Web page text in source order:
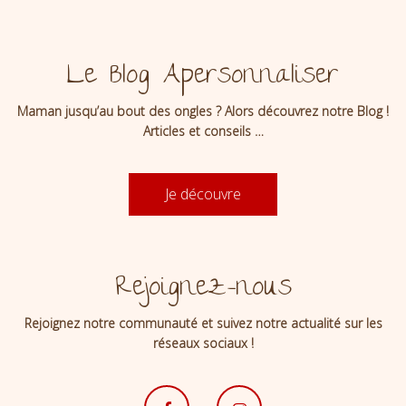
Le Blog Apersonnaliser
Maman jusqu’au bout des ongles ? Alors découvrez notre Blog !
Articles et conseils …
Je découvre
Rejoignez-nous
Rejoignez notre communauté et suivez notre actualité sur les
réseaux sociaux !